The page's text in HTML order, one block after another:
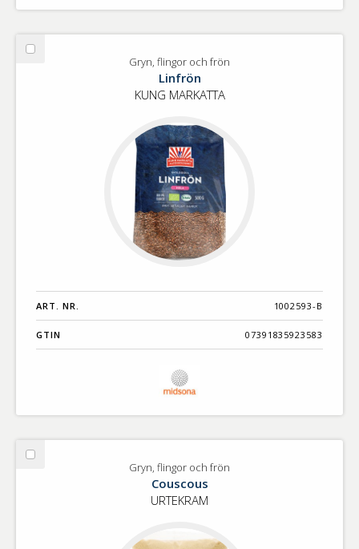
Välj
Gryn, flingor och frön
Linfrön
KUNG MARKATTA
ART. NR. 1002593-B
GTIN 07391835923583
Välj
Gryn, flingor och frön
Couscous
URTEKRAM